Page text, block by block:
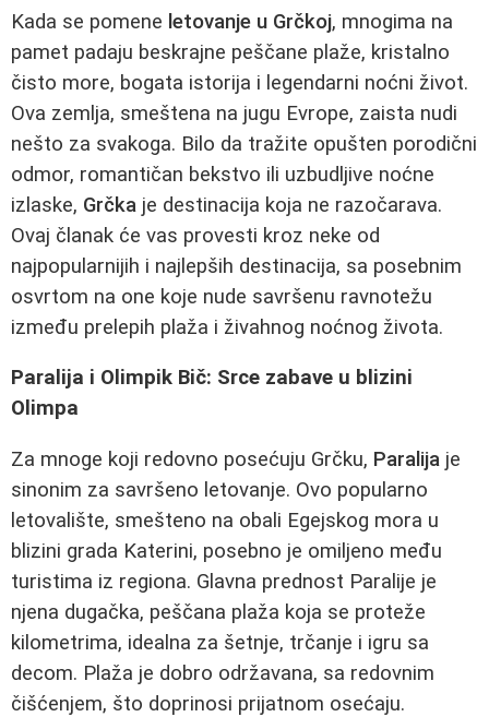
Kada se pomene letovanje u Grčkoj, mnogima na
pamet padaju beskrajne peščane plaže, kristalno
čisto more, bogata istorija i legendarni noćni život.
Ova zemlja, smeštena na jugu Evrope, zaista nudi
nešto za svakoga. Bilo da tražite opušten porodični
odmor, romantičan bekstvo ili uzbudljive noćne
izlaske, Grčka je destinacija koja ne razočarava.
Ovaj članak će vas provesti kroz neke od
najpopularnijih i najlepših destinacija, sa posebnim
osvrtom na one koje nude savršenu ravnotežu
između prelepih plaža i živahnog noćnog života.
Paralija i Olimpik Bič: Srce zabave u blizini
Olimpa
Za mnoge koji redovno posećuju Grčku, Paralija je
sinonim za savršeno letovanje. Ovo popularno
letovalište, smešteno na obali Egejskog mora u
blizini grada Katerini, posebno je omiljeno među
turistima iz regiona. Glavna prednost Paralije je
njena dugačka, peščana plaža koja se proteže
kilometrima, idealna za šetnje, trčanje i igru sa
decom. Plaža je dobro održavana, sa redovnim
čišćenjem, što doprinosi prijatnom osećaju.